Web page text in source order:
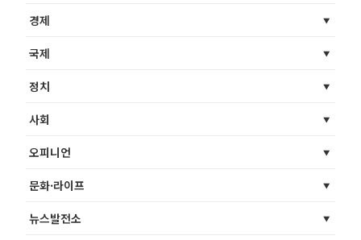
경제
국제
정치
사회
오피니언
문화·라이프
뉴스발전소